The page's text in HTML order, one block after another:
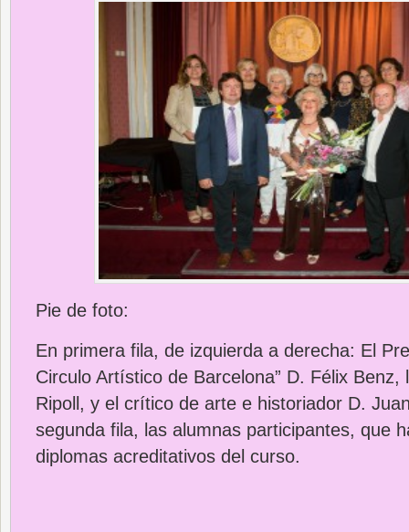
Pie de foto:
En primera fila, de izquierda a derecha: El
Circulo Artístico de Barcelona” D. Félix Benz,
Ripoll, y el crítico de arte e historiador D.
segunda fila, las alumnas participantes, que
diplomas acreditativos del curso.